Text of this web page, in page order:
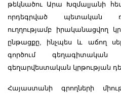
թեկնածու Արա Խզմալյանի
որդեգրված պետական
ուղղությամբ իրականացվող
ընթացքը, ինչպես և աճող
գործում
գեղարվեստական կրթության
Հայաստանի գրողների